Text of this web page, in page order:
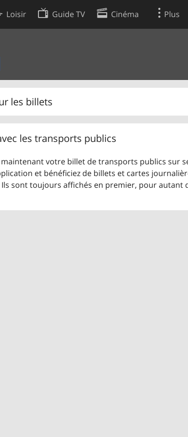
Loisir Guide TV Cinéma Plus
les billets
les transports publics
maintenant votre billet de transports publics sur
et bénéficiez de billets et cartes
sont toujours affichés en premier, pour autant
de cookies